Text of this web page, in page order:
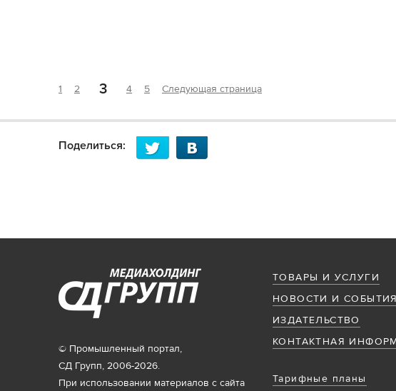
1 2 3 4 5 Следующая страница
Поделиться:
ТОВАРЫ И УСЛУГИ
НОВОСТИ И СОБЫТИЯ
ИЗДАТЕЛЬСТВО
КОНТАКТНАЯ
Тарифные планы
© Промышленный портал,
СД Групп, 2006-2026.
При использовании материалов с сайта